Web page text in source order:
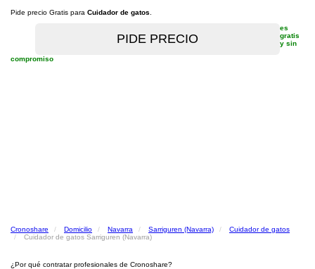
Pide precio Gratis para Cuidador de gatos
es
gratis
y sin
compromiso
Cronoshare Domicilio Navarra Sarriguren (Navarra)
Cuidador de gatos
Cuidador de gatos Sarriguren (Navarra)
¿Por qué contratar profesionales de Cronoshare?